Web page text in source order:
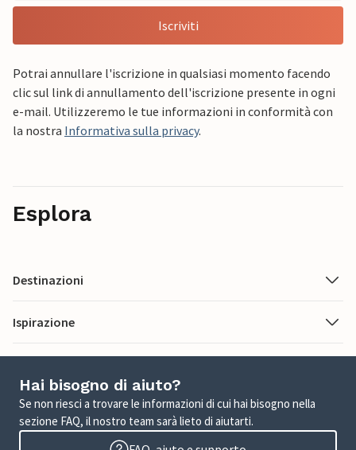
Iscriviti
Potrai annullare l'iscrizione in qualsiasi momento facendo
clic sul link di annullamento dell'iscrizione presente in ogni
e-mail. Utilizzeremo le tue informazioni in conformità con
la nostra Informativa sulla privacy.
Esplora
Destinazioni
Ispirazione
Hai bisogno di aiuto?
Se non riesci a trovare le informazioni di cui hai bisogno nella
sezione FAQ, il nostro team sarà lieto di aiutarti.